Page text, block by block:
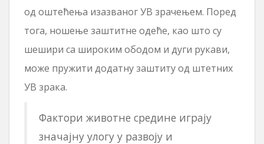
од оштећења изазваног УВ зрачењем. Поред
тога, ношење заштитне одеће, као што су
шешири са широким ободом и дуги рукави,
може пружити додатну заштиту од штетних
УВ зрака.
Фактори животне средине играју
значајну улогу у развоју и